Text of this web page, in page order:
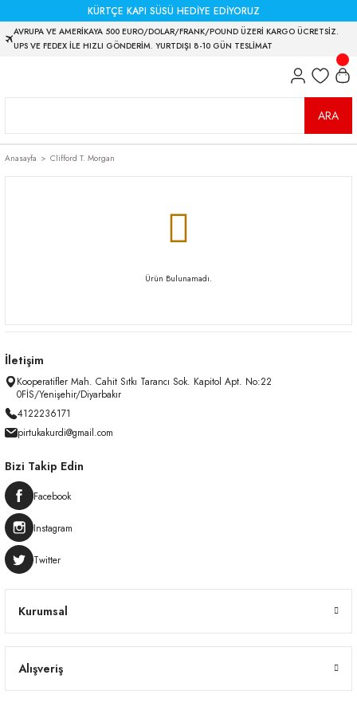
KÜRTÇE KAPI SÜSÜ HEDİYE EDİYORUZ
AVRUPA VE AMERİKAYA 500 EURO/DOLAR/FRANK/POUND ÜZERİ KARGO ÜCRETSİZ.
UPS VE FEDEX İLE HIZLI GÖNDERİM. YURTDIŞI 8-10 GÜN TESLİMAT
ARA
Anasayfa Clifford T. Morgan
Ürün Bulunamadı.
İletişim
Kooperatifler Mah. Cahit Sıtkı Tarancı Sok. Kapitol Apt. No:22
0FİS/Yenişehir/Diyarbakır
4122236171
pirtukakurdi@gmail.com
Kurumsal
Alışveriş
Bizi Takip Edin
Facebook
Instagram
Twitter